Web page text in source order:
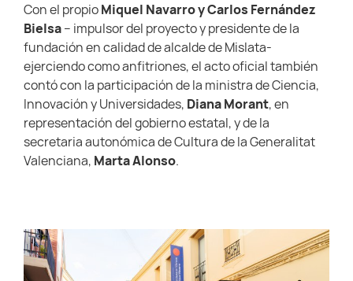
Con el propioMiquel Navarro y Carlos Fernández
Bielsa– impulsor del proyecto y presidente de la
fundación en calidad de alcalde de Mislata-
ejerciendo como anfitriones, el acto oficial también
contó con la participación de la ministra de Ciencia,
Innovación y Universidades, Diana Morant, en
representación del gobierno estatal, y de la
secretaria autonómica de Cultura de la Generalitat
Valenciana, Marta Alonso.